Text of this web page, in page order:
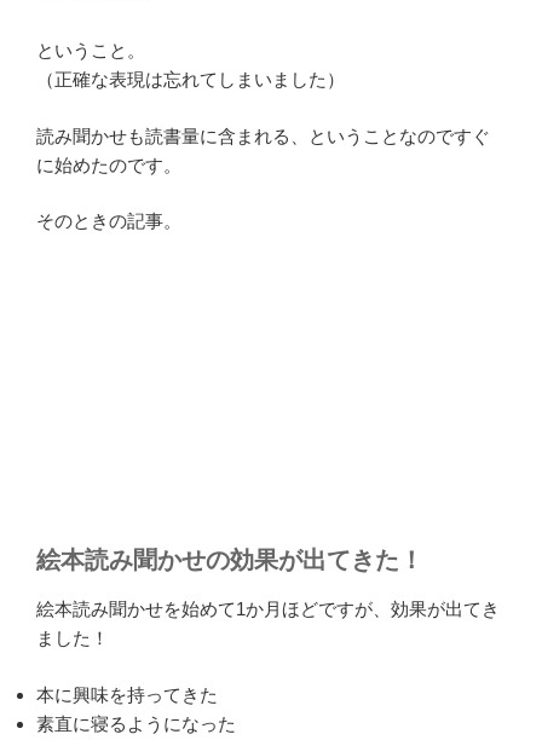
ということ。
（正確な表現は忘れてしまいました）
読み聞かせも読書量に含まれる、ということなのですぐ
に始めたのです。
そのときの記事。
絵本読み聞かせの効果が出てきた！
絵本読み聞かせを始めて1か月ほどですが、効果が出てき
ました！
本に興味を持ってきた
素直に寝るようになった